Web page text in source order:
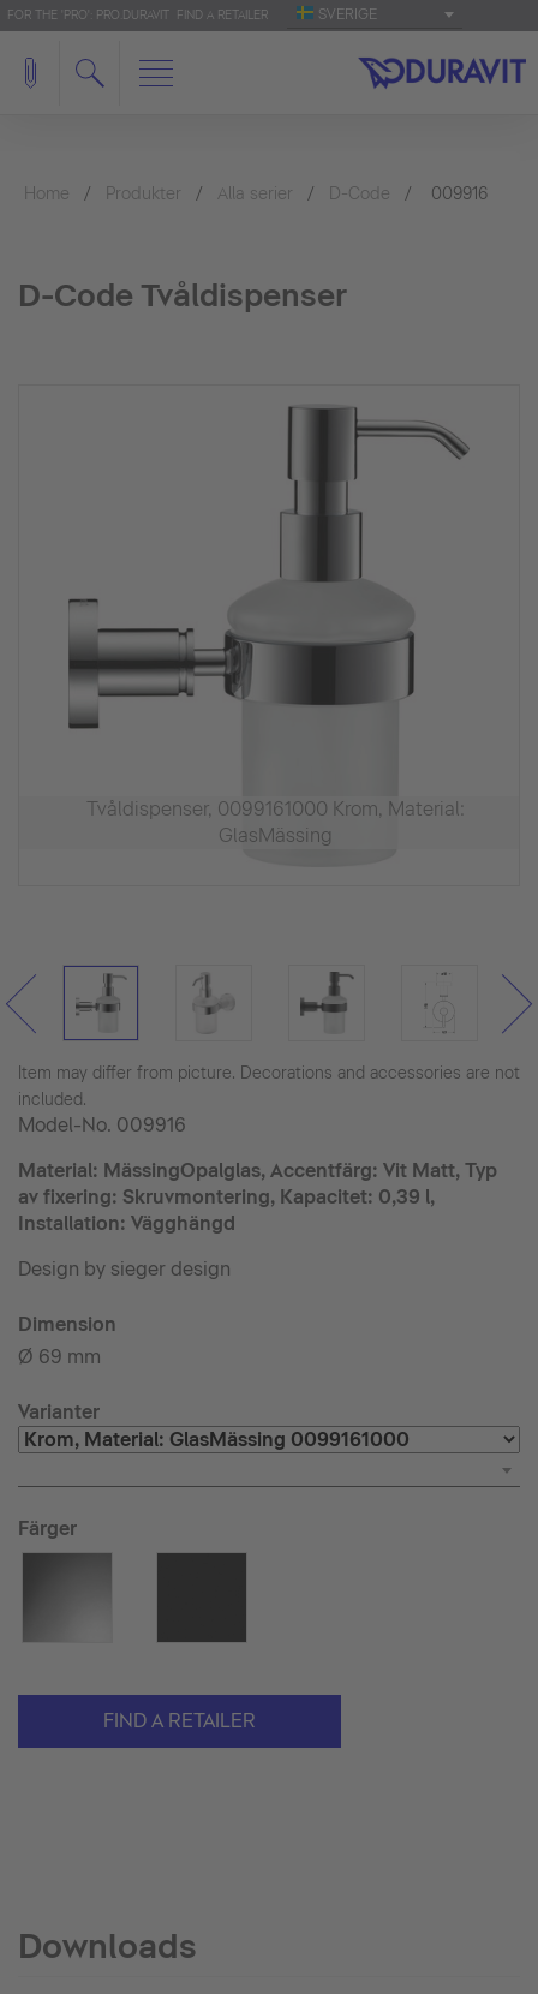
FOR THE 'PRO': PRO.DURAVIT FIND A RETAILER SVERIGE
Home Produkter Alla serier D-Code 009916
D-Code Tvåldispenser
Tvåldispenser, 0099161000 Krom, Material:
GlasMässing
Item may differ from picture. Decorations and accessories are not
included.
Model-No. 009916
Material: MässingOpalglas, Accentfärg: Vit Matt, Typ
av fixering: Skruvmontering, Kapacitet: 0,39 l,
Installation: Vägghängd
Design by sieger design
Dimension
Ø 69 mm
Varianter
Färger
FIND A RETAILER
Downloads